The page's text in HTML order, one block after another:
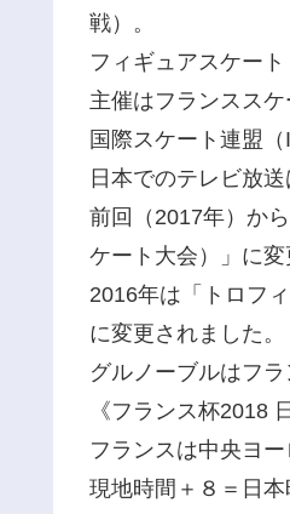
戦）。
フィギュアスケート
主催はフランスス
国際スケート連盟（
日本でのテレビ放送
前回（2017年）か
ケート大会）」に変
2016年は「トロフ
に変更されました。
グルノーブルはフ
《フランス杯2018
フランスは中央ヨ
現地時間＋８＝日本